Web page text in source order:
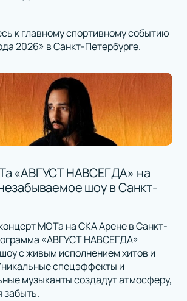
к главному спортивному событию
2026» в Санкт-Петербурге.
«АВГУСТ НАВСЕГДА» на
шоу в Санкт-
МОТа на СКА Арене в Санкт-
«АВГУСТ НАВСЕГДА»
с живым исполнением хитов и
спецэффекты и
музыканты создадут атмосферу,
забыть.